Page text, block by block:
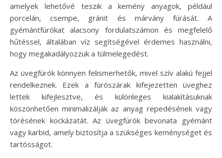
amelyek lehetővé teszik a kemény anyagok, például
porcelán, csempe, gránit és márvány fúrását. A
gyémántfúrókat alacsony fordulatszámon és megfelelő
hűtéssel, általában víz segítségével érdemes használni,
hogy megakadályozzuk a túlmelegedést.
Az üvegfúrók könnyen felismerhetők, mivel szív alakú fejjel
rendelkeznek. Ezek a fúrószárak kifejezetten üveghez
lettek kifejlesztve, és különleges kialakításuknak
köszönhetően minimalizálják az anyag repedésének vagy
törésének kockázatát. Az üvegfúrók bevonata gyémánt
vagy karbid, amely biztosítja a szükséges keménységet és
tartósságot.